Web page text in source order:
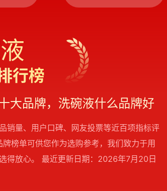
行榜
大品牌，洗碗液什么品牌好
销量、用户口碑、网友投票等近百项指标评
榜单可供您作为选购参考，我们致力于用
得放心。 最近更新日期：2026年7月20日